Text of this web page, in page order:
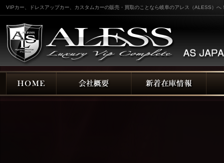
VIPカー、ドレスアップカー、カスタムカーの販売・買取のことなら岐阜のアレス（ALESS）へ